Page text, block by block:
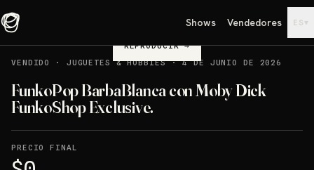
Shows Vendedores ES ▾
REPRODUCIR→
VENDIDO
· JUGUETES & HOBBIES·4 DE JUNIO DE 2026
FunkoPop BarbaBlanca con Moby Dick
FunkoShop Exclusive.
PRECIO FINAL